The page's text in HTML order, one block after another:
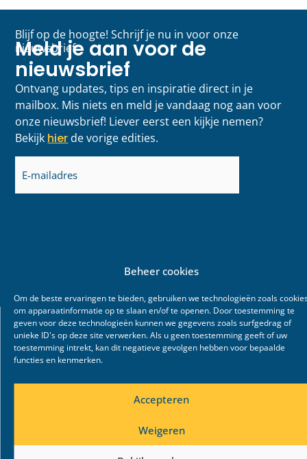
Beheer cookies
Om de beste ervaringen te bieden, gebruiken we technologieën zoals
om apparaatinformatie op te slaan en/of te openen. Door toestemming te
geven voor deze technologieën kunnen we gegevens zoals surfgedrag of
unieke ID's op deze site verwerken. Als u geen toestemming geeft of uw
toestemming intrekt, kan dit negatieve gevolgen hebben voor bepaalde
functies en kenmerken.
Accepteren
Weigeren
Blijf op de hoogte! Schrijf je nu in voor onze
nieuwsbrief
Meld je aan voor de
nieuwsbrief
Ontvang updates, tips en inspiratie direct in je
mailbox. Mis niets en meld je vandaag nog aan voor
onze nieuwsbrief! Liever eerst een kijkje nemen?
Bekijk hier de vorige edities.
E-
mailadres
(Vereist)